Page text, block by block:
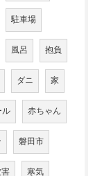
駐車場
風呂 抱負
ダニ 家
ル 赤ちゃん
磐田市
害 寒気